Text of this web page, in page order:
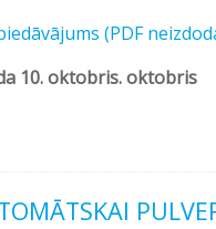
(PDF
10. oktobris. oktobris